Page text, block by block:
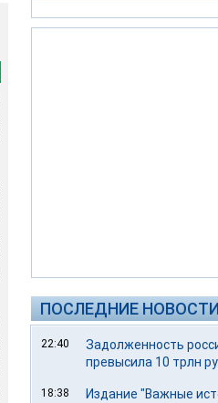
ПОСЛЕДНИЕ
22:40
Задолженность
превысила 10 трлн
18:38
Издание "Важные